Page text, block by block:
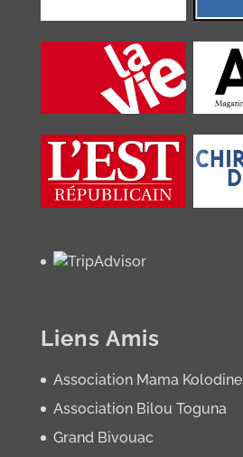
Liens Amis
Association Mama Kolodine
Association Bilou Toguna
Grand Bivouac